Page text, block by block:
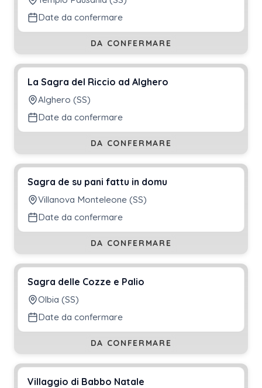
Date da confermare
DA CONFERMARE
La Sagra del Riccio ad Alghero
Alghero (SS)
Date da confermare
DA CONFERMARE
Sagra de su pani fattu in domu
Villanova Monteleone (SS)
Date da confermare
DA CONFERMARE
Sagra delle Cozze e Palio
Olbia (SS)
Date da confermare
DA CONFERMARE
Villaggio di Babbo Natale